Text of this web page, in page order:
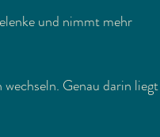
und nimmt mehr
Genau darin liegt